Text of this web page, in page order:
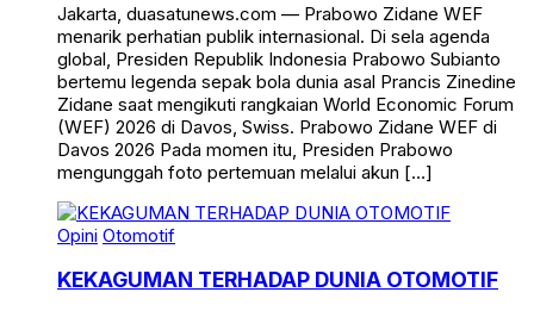
Jakarta, duasatunews.com — Prabowo Zidane WEF
menarik perhatian publik internasional. Di sela agenda
global, Presiden Republik Indonesia Prabowo Subianto
bertemu legenda sepak bola dunia asal Prancis Zinedine
Zidane saat mengikuti rangkaian World Economic Forum
(WEF) 2026 di Davos, Swiss. Prabowo Zidane WEF di
Davos 2026 Pada momen itu, Presiden Prabowo
mengunggah foto pertemuan melalui akun […]
Opini Otomotif
KEKAGUMAN TERHADAP DUNIA OTOMOTIF